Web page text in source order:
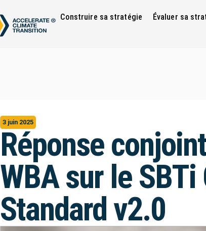
Construire sa stratégie Évaluer sa
3 juin 2025
Réponse
WBA sur le
Standard v2.0